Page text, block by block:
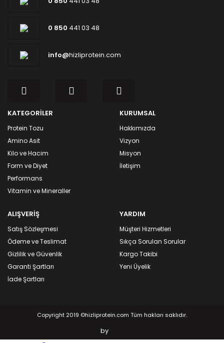
0 850 441 03 48
info@hizliprotein.com
KATEGORİLER
Protein Tozu
Amino Asit
Kilo ve Hacim
Form ve Diyet
Performans
Vitamin ve Mineraller
KURUMSAL
Hakkımızda
Vizyon
Misyon
İletişim
ALIŞVERİŞ
Satış Sözleşmesi
Ödeme ve Teslimat
Gizlilik ve Güvenlik
Garanti Şartları
İade Şartları
YARDIM
Müşteri Hizmetleri
Sıkça Sorulan Sorular
Kargo Takibi
Yeni Üyelik
Copyright 2019 ©hizliprotein.com Tüm hakları saklıdır.
by